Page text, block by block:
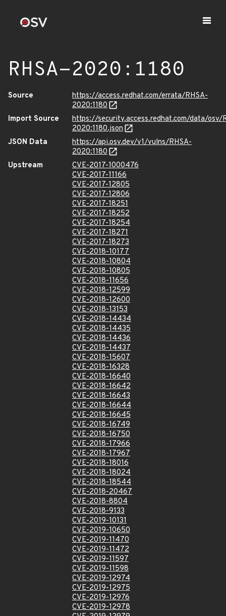
RHSA-2020:1180
Source
https://access.redhat.com/errata/RHSA-
2020:1180
Import Source
https://security.access.redhat.com/data/osv/
2020:1180.json
JSON Data
https://api.osv.dev/v1/vulns/RHSA-
2020:1180
Upstream
CVE-2017-1000476
CVE-2017-11166
CVE-2017-12805
CVE-2017-12806
CVE-2017-18251
CVE-2017-18252
CVE-2017-18254
CVE-2017-18271
CVE-2017-18273
CVE-2018-10177
CVE-2018-10804
CVE-2018-10805
CVE-2018-11656
CVE-2018-12599
CVE-2018-12600
CVE-2018-13153
CVE-2018-14434
CVE-2018-14435
CVE-2018-14436
CVE-2018-14437
CVE-2018-15607
CVE-2018-16328
CVE-2018-16640
CVE-2018-16642
CVE-2018-16643
CVE-2018-16644
CVE-2018-16645
CVE-2018-16749
CVE-2018-16750
CVE-2018-17966
CVE-2018-17967
CVE-2018-18016
CVE-2018-18024
CVE-2018-18544
CVE-2018-20467
CVE-2018-8804
CVE-2018-9133
CVE-2019-10131
CVE-2019-10650
CVE-2019-11470
CVE-2019-11472
CVE-2019-11597
CVE-2019-11598
CVE-2019-12974
CVE-2019-12975
CVE-2019-12976
CVE-2019-12978